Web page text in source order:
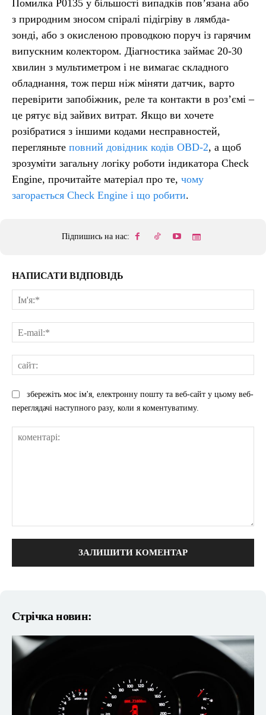
Помилка P0135 у більшості випадків пов’язана або
з природним зносом спіралі підігріву в лямбда-
зонді, або з окисленою проводкою поруч із гарячим
випускним колектором. Діагностика займає 20-30
хвилин з мультиметром і не вимагає складного
обладнання, тож перш ніж міняти датчик, варто
перевірити запобіжник, реле та контакти в роз’ємі –
це рятує від зайвих витрат. Якщо ви хочете
розібратися з іншими кодами несправностей,
перегляньте повний довідник кодів OBD-2, а щоб
зрозуміти загальну логіку роботи індикатора Check
Engine, прочитайте матеріал про те, чому
загорається Check Engine і що робити.
Підпишись на нас:
НАПИСАТИ ВІДПОВІДЬ
збережіть моє ім'я, електронну пошту та веб-сайт у цьому веб-
переглядачі наступного разу, коли я коментуватиму.
Стрічка новин: